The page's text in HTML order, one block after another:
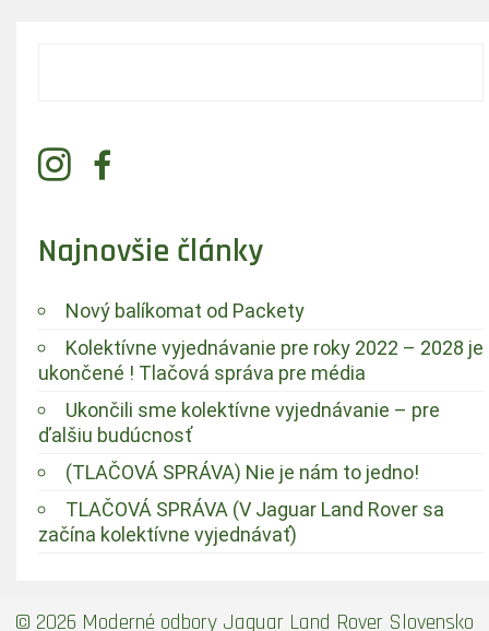
Najnovšie články
Nový balíkomat od Packety
Kolektívne vyjednávanie pre roky 2022 – 2028 je
ukončené ! Tlačová správa pre média
Ukončili sme kolektívne vyjednávanie – pre
ďalšiu budúcnosť
(TLAČOVÁ SPRÁVA) Nie je nám to jedno!
TLAČOVÁ SPRÁVA (V Jaguar Land Rover sa
začína kolektívne vyjednávať)
© 2026 Moderné odbory Jaguar Land Rover Slovensko